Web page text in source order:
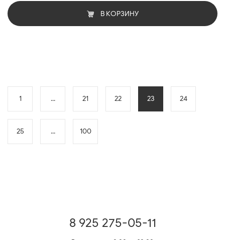
В КОРЗИНУ
1 ... 21 22 23 24
25 ... 100
8 925 275-05-11